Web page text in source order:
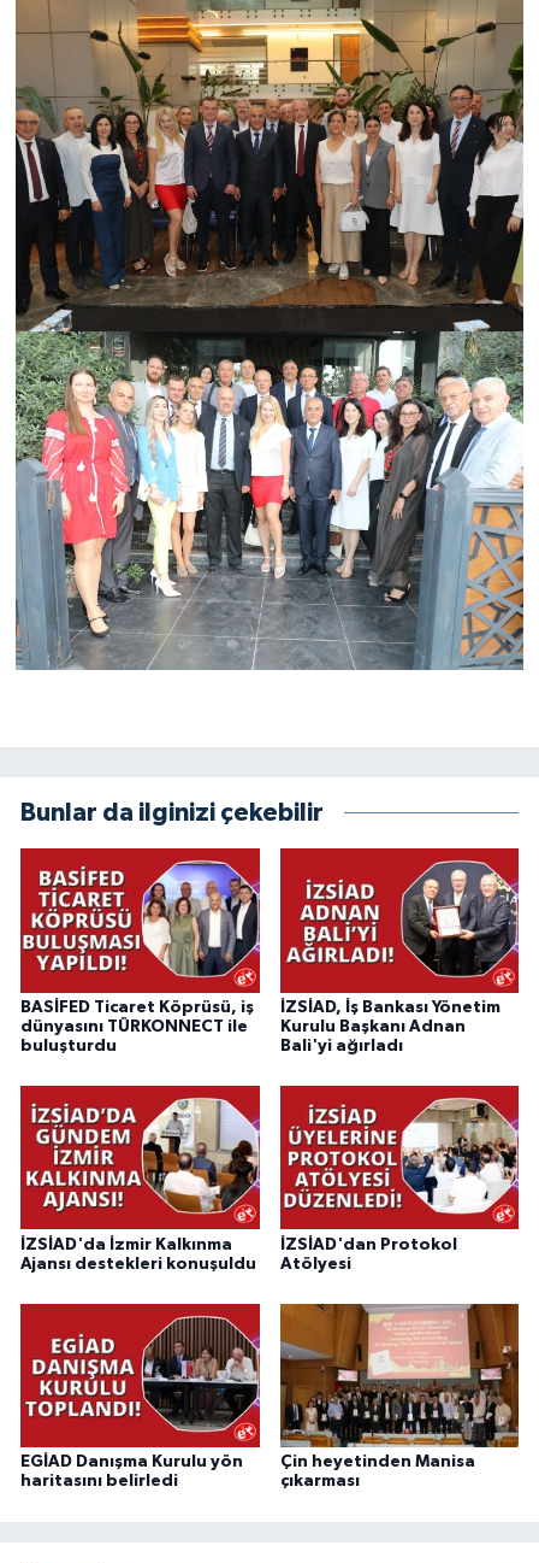
Bunlar da ilginizi çekebilir
BASİFED Ticaret Köprüsü, iş
dünyasını TÜRKONNECT ile
buluşturdu
İZSİAD, İş Bankası Yönetim
Kurulu Başkanı Adnan
Bali'yi ağırladı
İZSİAD'da İzmir Kalkınma
Ajansı destekleri konuşuldu
İZSİAD'dan Protokol
Atölyesi
EGİAD Danışma Kurulu yön
haritasını belirledi
Çin heyetinden Manisa
çıkarması